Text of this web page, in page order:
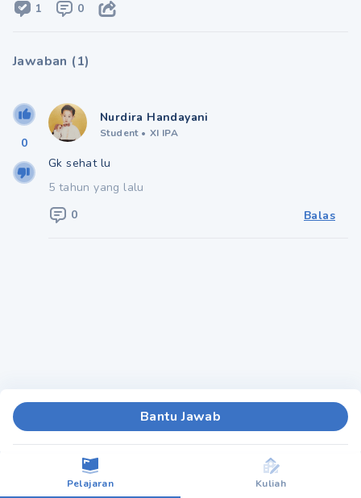
1
0
Jawaban (1)
0
Nurdira Handayani
Student • XI IPA
Gk sehat lu
5 tahun yang lalu
0
Balas
Bantu Jawab
Pelajaran Kuliah